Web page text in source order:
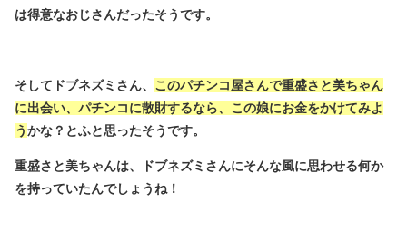
は得意なおじさんだったそうです。
そしてドブネズミさん、 このパチンコ屋さんで重盛さと美ちゃん
に出会い、パチンコに散財するなら、この娘にお金をかけてみよ
うかな？とふと思ったそうです。
重盛さと美ちゃんは、ドブネズミさんにそんな風に思わせる何か
を持っていたんでしょうね！